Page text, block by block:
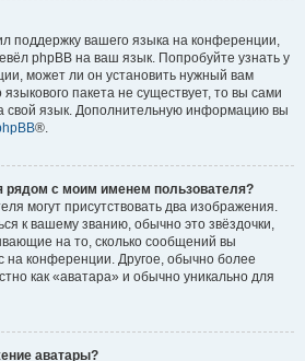
поддержку вашего языка на конференции,
phpBB на ваш язык. Попробуйте узнать у
может ли он установить нужный вам
языкового пакета не существует, то вы сами
свой язык. Дополнительную информацию вы
®.
рядом с моим именем пользователя?
могут присутствовать два изображения.
к вашему званию, обычно это звёздочки,
на то, сколько сообщений вы
на конференции. Другое, обычно более
как «аватара» и обычно уникально для
аватары?